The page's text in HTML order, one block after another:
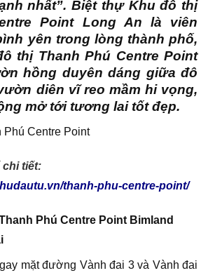
nhất”. Biệt thự Khu đô thị
Point Long An là viên
yên trong lòng thành phố,
thị Thanh Phú Centre Point
hồng duyên dáng giữa đô
diên vĩ reo mầm hi vọng,
mở tới tương lai tốt đẹp.
chi tiết:
thanh-phu-centre-point/
Phú Centre Point Bimland
mặt đường Vành đai 3 và Vành đai